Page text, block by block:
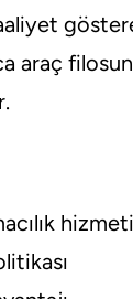
araç
hizmeti